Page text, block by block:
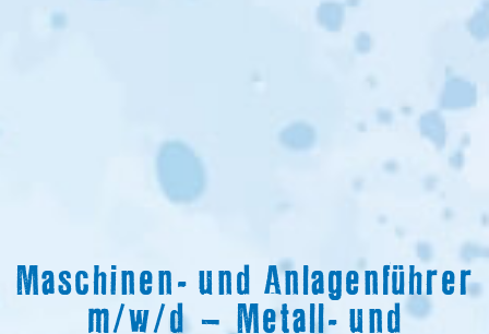
Maschinen- und Anlagenführer
m/w/d – Metall- und